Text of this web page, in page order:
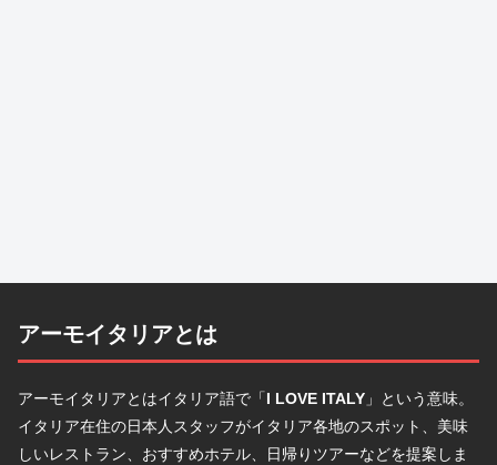
アーモイタリアとは
アーモイタリアとはイタリア語で「I LOVE ITALY 」という意味。
イタリア在住の日本人スタッフがイタリア各地のスポット、美味
しいレストラン、おすすめホテル、日帰りツアーなどを提案しま